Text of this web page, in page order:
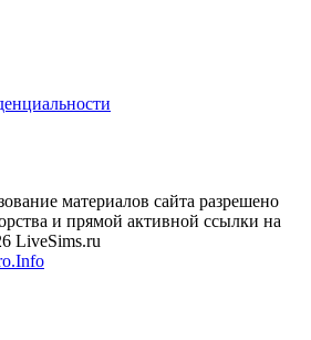
материалов сайта разрешено
и прямой активной ссылки на
LiveSims.ru